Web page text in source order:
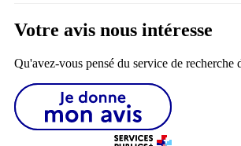
Votre avis nous intéresse
Qu'avez-vous pensé du service de recherche